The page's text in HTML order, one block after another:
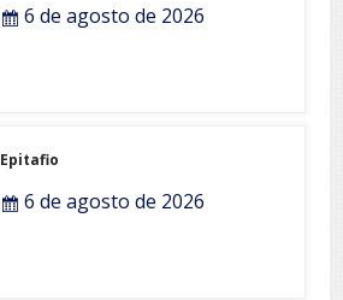
6 de agosto de 2026
Epitafio
6 de agosto de 2026